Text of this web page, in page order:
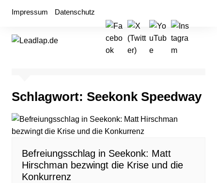
Impressum Datenschutz
Schlagwort: Seekonk Speedway
Befreiungsschlag in Seekonk: Matt
Hirschman bezwingt die Krise und die
Konkurrenz